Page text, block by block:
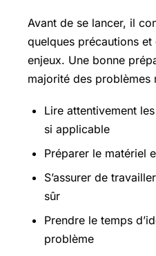
Avant de se lancer, il
quelques précautions
enjeux. Une bonne
majorité des problèmes
Lire attentivement
si applicable
Préparer le matériel
S’assurer de
sûr
Prendre le temps
problème